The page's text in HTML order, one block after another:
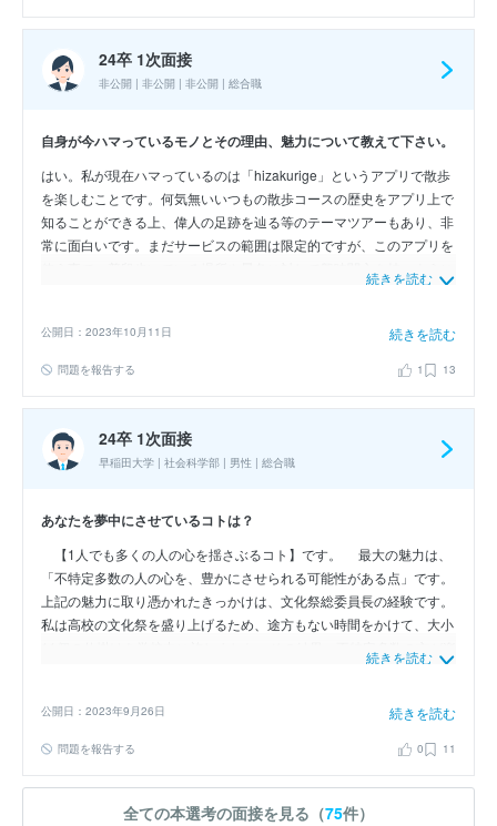
24卒 1次面接
非公開 | 非公開 | 非公開 | 総合職
自身が今ハマっているモノとその理由、魅力について教えて下さい。
はい。私が現在ハマっているのは「hizakurige」というアプリで散歩
を楽しむことです。何気無いいつもの散歩コースの歴史をアプリ上で
知ることができる上、偉人の足跡を辿る等のテーマツアーもあり、非
常に面白いです。まだサービスの範囲は限定的ですが、このアプリを
使う事で、普段歩いている場所や景色に対して興味関心を持つように
なりました。ただ歩く事が、知的好奇心を刺激しながら歩くことにな
続きを読む
公開日：2023年10月11日 続きを読む
問題を報告する 1 13
24卒 1次面接
早稲田大学 | 社会科学部 | 男性 | 総合職
あなたを夢中にさせているコトは？
【1人でも多くの人の心を揺さぶるコト】です。 最大の魅力は、
「不特定多数の人の心を、豊かにさせられる可能性がある点」です。
上記の魅力に取り憑かれたきっかけは、文化祭総委員長の経験です。
私は高校の文化祭を盛り上げるため、途方もない時間をかけて、大小
11個の仕掛けを学校中に施しました。その結果、不特定多数の方が楽
しんでくれたことを実感できた際に、「これが自分の生き甲斐だな」
続きを読む
公開日：2023年9月26日 続きを読む
問題を報告する 0 11
全ての本選考の面接を見る（75件）